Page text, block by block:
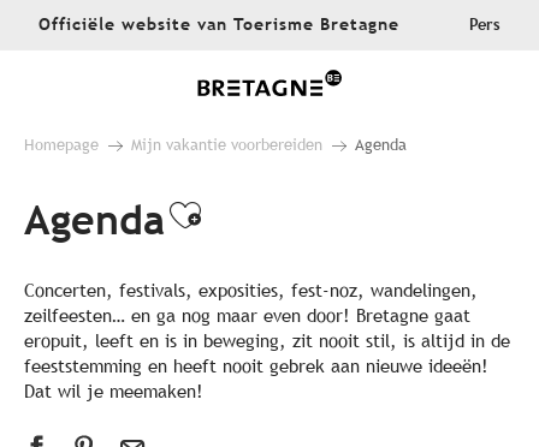
AllerOfficiële website van Toerisme Bretagne Pers
Homepage Mijn vakantie voorbereiden Agenda
AgendaAjouter aux favoris
Concerten, festivals, exposities, fest-noz, wandelingen,
zeilfeesten… en ga nog maar even door! Bretagne gaat
eropuit, leeft en is in beweging, zit nooit stil, is altijd in de
feeststemming en heeft nooit gebrek aan nieuwe ideeën!
Dat wil je meemaken!